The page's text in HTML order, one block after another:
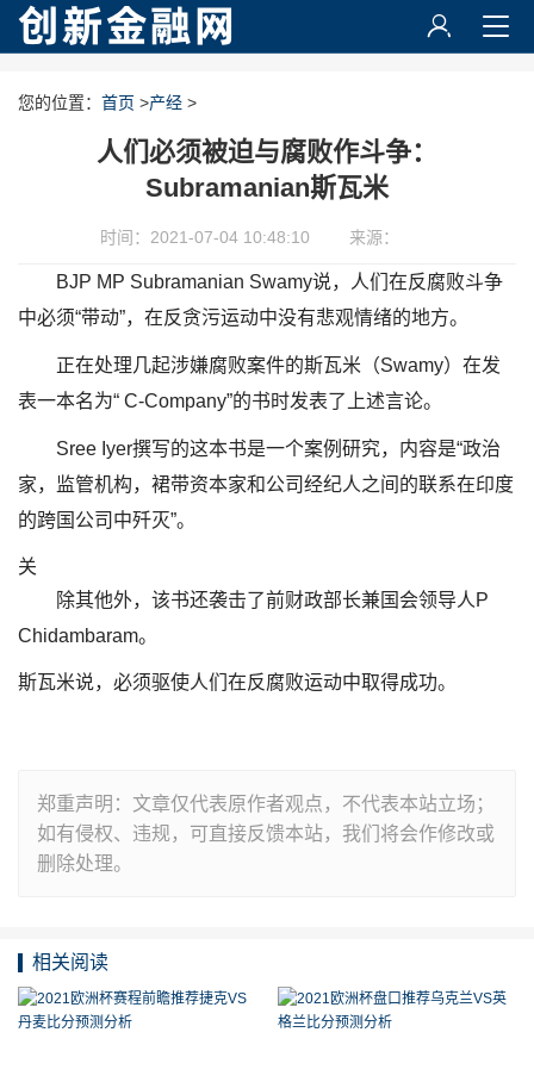
您的位置： 首页 >产经 >
人们必须被迫与腐败作斗争：
Subramanian斯瓦米
时间：2021-07-04 10:48:10 来源：
BJP MP Subramanian Swamy说，人们在反腐败斗争
中必须“带动”，在反贪污运动中没有悲观情绪的地方。
正在处理几起涉嫌腐败案件的斯瓦米（Swamy）在发
表一本名为“ C-Company”的书时发表了上述言论。
Sree Iyer撰写的这本书是一个案例研究，内容是“政治
家，监管机构，裙带资本家和公司经纪人之间的联系在印度
的跨国公司中歼灭”。
关
除其他外，该书还袭击了前财政部长兼国会领导人P
Chidambaram。
斯瓦米说，必须驱使人们在反腐败运动中取得成功。
郑重声明：文章仅代表原作者观点，不代表本站立场；
如有侵权、违规，可直接反馈本站，我们将会作修改或
删除处理。
相关阅读